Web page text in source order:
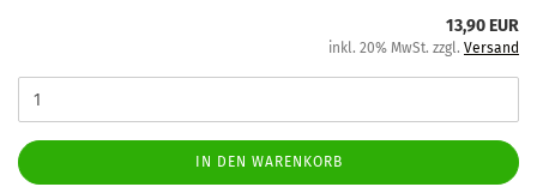
13,90 EUR
inkl. 20% MwSt. zzgl. Versand
IN DEN WARENKORB